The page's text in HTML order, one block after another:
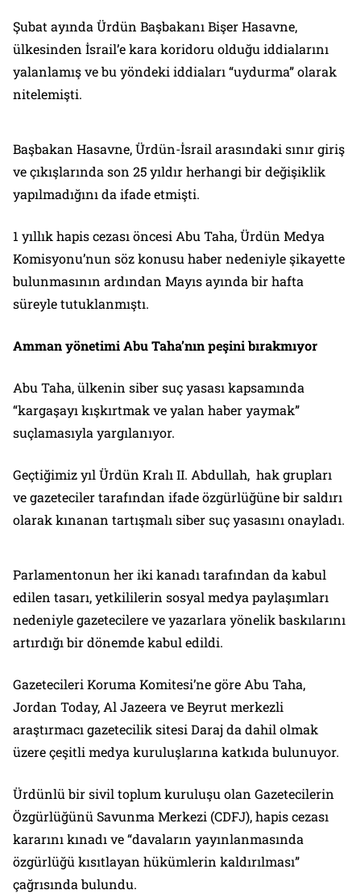
Şubat ayında Ürdün Başbakanı Bişer Hasavne,
ülkesinden İsrail’e kara koridoru olduğu iddialarını
yalanlamış ve bu yöndeki iddiaları “uydurma” olarak
nitelemişti.
Başbakan Hasavne, Ürdün-İsrail arasındaki sınır giriş
ve çıkışlarında son 25 yıldır herhangi bir değişiklik
yapılmadığını da ifade etmişti.
1 yıllık hapis cezası öncesi Abu Taha, Ürdün Medya
Komisyonu’nun söz konusu haber nedeniyle şikayette
bulunmasının ardından Mayıs ayında bir hafta
süreyle tutuklanmıştı.
Amman yönetimi Abu Taha’nın peşini bırakmıyor
Abu Taha, ülkenin siber suç yasası kapsamında
“kargaşayı kışkırtmak ve yalan haber yaymak”
suçlamasıyla yargılanıyor.
Geçtiğimiz yıl Ürdün Kralı II. Abdullah, hak grupları
ve gazeteciler tarafından ifade özgürlüğüne bir saldırı
olarak kınanan tartışmalı siber suç yasasını onayladı.
Parlamentonun her iki kanadı tarafından da kabul
edilen tasarı, yetkililerin sosyal medya paylaşımları
nedeniyle gazetecilere ve yazarlara yönelik baskılarını
artırdığı bir dönemde kabul edildi.
Gazetecileri Koruma Komitesi’ne göre Abu Taha,
Jordan Today, Al Jazeera ve Beyrut merkezli
araştırmacı gazetecilik sitesi Daraj da dahil olmak
üzere çeşitli medya kuruluşlarına katkıda bulunuyor.
Ürdünlü bir sivil toplum kuruluşu olan Gazetecilerin
Özgürlüğünü Savunma Merkezi (CDFJ), hapis cezası
kararını kınadı ve “davaların yayınlanmasında
özgürlüğü kısıtlayan hükümlerin kaldırılması”
çağrısında bulundu.